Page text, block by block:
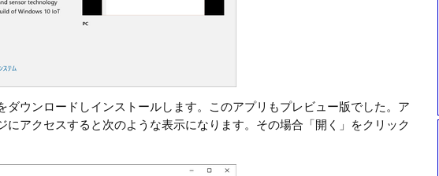
ウンロードしインストールします。このアプリもプレビュー版でした。ア
アクセスすると次のような表示になります。その場合「開く」をクリック